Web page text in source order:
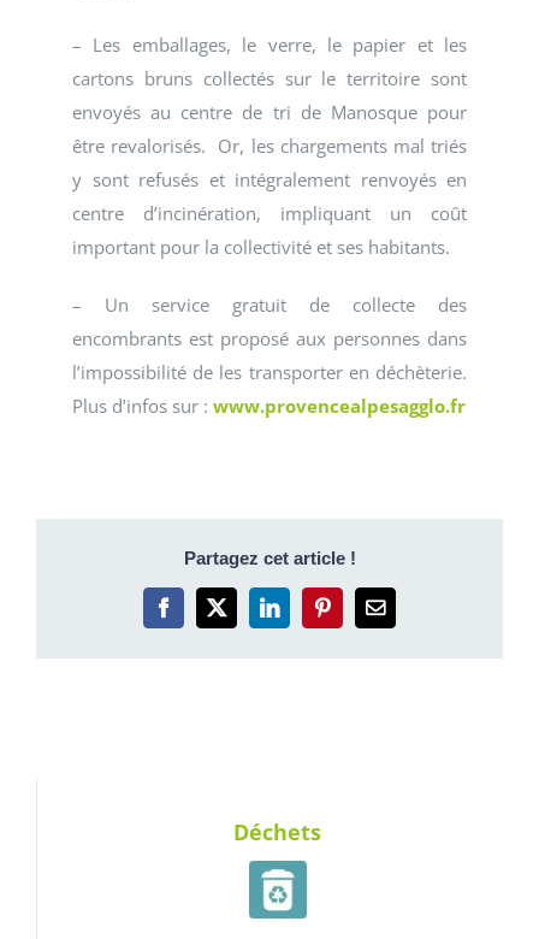
– Les emballages, le verre, le papier et les
cartons bruns collectés sur le territoire sont
envoyés au centre de tri de Manosque pour
être revalorisés. Or, les chargements mal triés
y sont refusés et intégralement renvoyés en
centre d’incinération, impliquant un coût
important pour la collectivité et ses habitants.
– Un service gratuit de collecte des
encombrants est proposé aux personnes dans
l’impossibilité de les transporter en déchèterie.
Plus d’infos sur : www.provencealpesagglo.fr
Partagez cet article !
Facebook
X LinkedInPinterestEmail
Déchets